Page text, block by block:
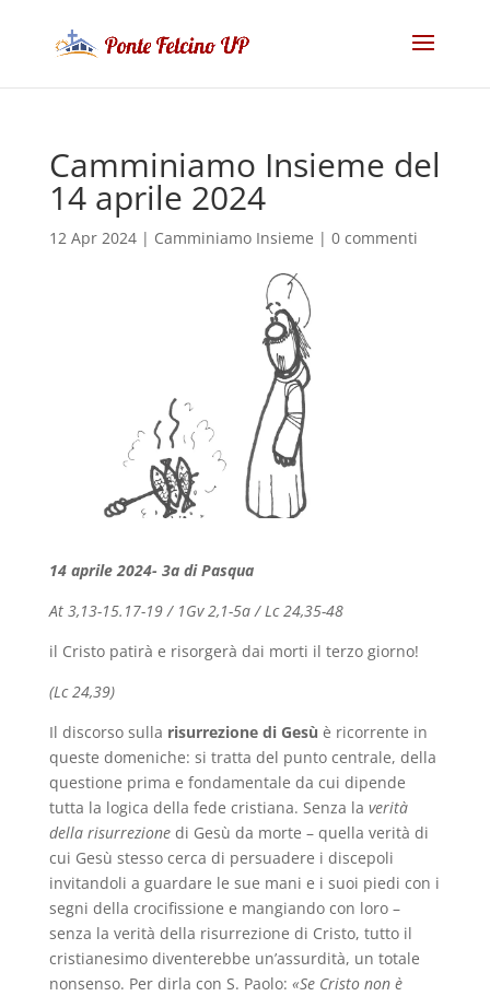
Camminiamo Insieme del
14 aprile 2024
12 Apr 2024| Camminiamo Insieme | 0 commenti
14 aprile 2024- 3a di Pasqua
At 3,13-15.17-19 / 1Gv 2,1-5a / Lc 24,35-48
il Cristo patirà e risorgerà dai morti il terzo giorno!
(Lc 24,39)
Il discorso sulla risurrezione di Gesù è ricorrente in
queste domeniche: si tratta del punto centrale, della
questione prima e fondamentale da cui dipende
tutta la logica della fede cristiana. Senza la verità
della risurrezione di Gesù da morte – quella verità di
cui Gesù stesso cerca di persuadere i discepoli
invitandoli a guardare le sue mani e i suoi piedi con i
segni della crocifissione e mangiando con loro –
senza la verità della risurrezione di Cristo, tutto il
cristianesimo diventerebbe un’assurdità, un totale
nonsenso. Per dirla con S. Paolo: «Se Cristo non è